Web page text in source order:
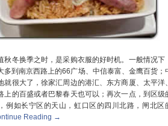
冬换季之时，是采购衣服的好时机。一般情况下
多到南京西路上的66广场、中信泰富、金鹰百货；
就很大了，徐家汇周边的港汇、东方商厦、太平洋
上的百盛或者巴黎春天也可以；再次一点，到区级
例如长宁区的天山，虹口区的四川北路，闸北区
Reading →